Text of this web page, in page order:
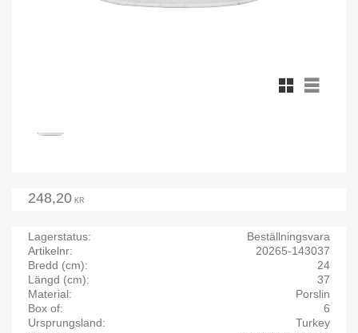
Rutnätsvy
Listvy
248,20 KR
Lagerstatus
Beställningsvara
Artikelnr
20265-143037
Bredd (cm)
24
Längd (cm)
37
Material
Porslin
Box of
6
Ursprungsland
Turkey